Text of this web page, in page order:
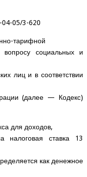
04-05/3-620
тарифной
социальных и
лиц и в соответствии
(далее — Кодекс)
для доходов,
налоговая ставка 13
как денежное